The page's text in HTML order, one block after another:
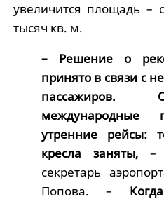
увеличится площадь –
тысяч кв. м.
– Решение о
принято в связи с
пассажиров.
утренние рейсы:
кресла заняты,–
секретарь
Попова. –